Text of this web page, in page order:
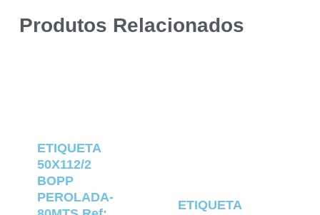
Produtos Relacionados
ETIQUETA
50X112/2
BOPP
PEROLADA-
ETIQUETA